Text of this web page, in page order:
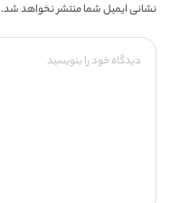
نشانی ایمیل شما منتشر نخواهد شد.